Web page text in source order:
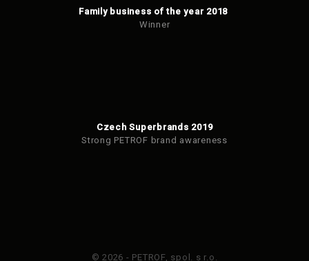
Family business of the year 2018
Winner
Czech Superbrands 2019
Strong PETROF brand awareness
© 2026 - PETROF, spol. s r.o.